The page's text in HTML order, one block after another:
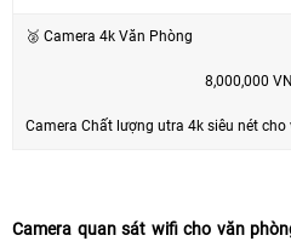
🥈 Camera 4k Văn Phòng
8,000,000
Camera Chất lượng utra 4k siêu nét cho
Camera quan sát wifi cho văn